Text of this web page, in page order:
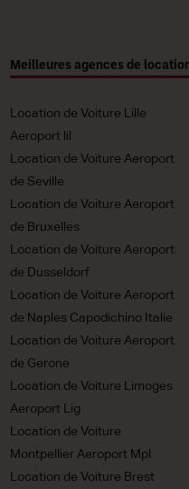
Meilleures agences de
Location de Voiture Lille
Aeroport lil
Location de Voiture Aeroport
de Seville
Location de Voiture Aeroport
de Bruxelles
Location de Voiture Aeroport
de Dusseldorf
Location de Voiture Aeroport
de Naples Capodichino Italie
Location de Voiture Aeroport
de Gerone
Location de Voiture Limoges
Aeroport Lig
Location de Voiture
Montpellier Aeroport Mpl
Location de Voiture Brest